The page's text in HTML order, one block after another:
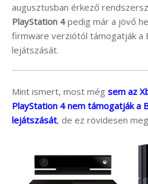
augusztusban érkező
PlayStation 4pedig már a jövő
firmware verziótól támogatják a
lejátszását.
Mint ismert, most még sem az
PlayStation 4 nem támogatják a
lejátszását, de ez rövidesen